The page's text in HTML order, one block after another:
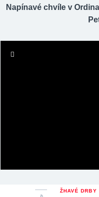
Napínavé chvíle v
ŽHAVÉ DRBY